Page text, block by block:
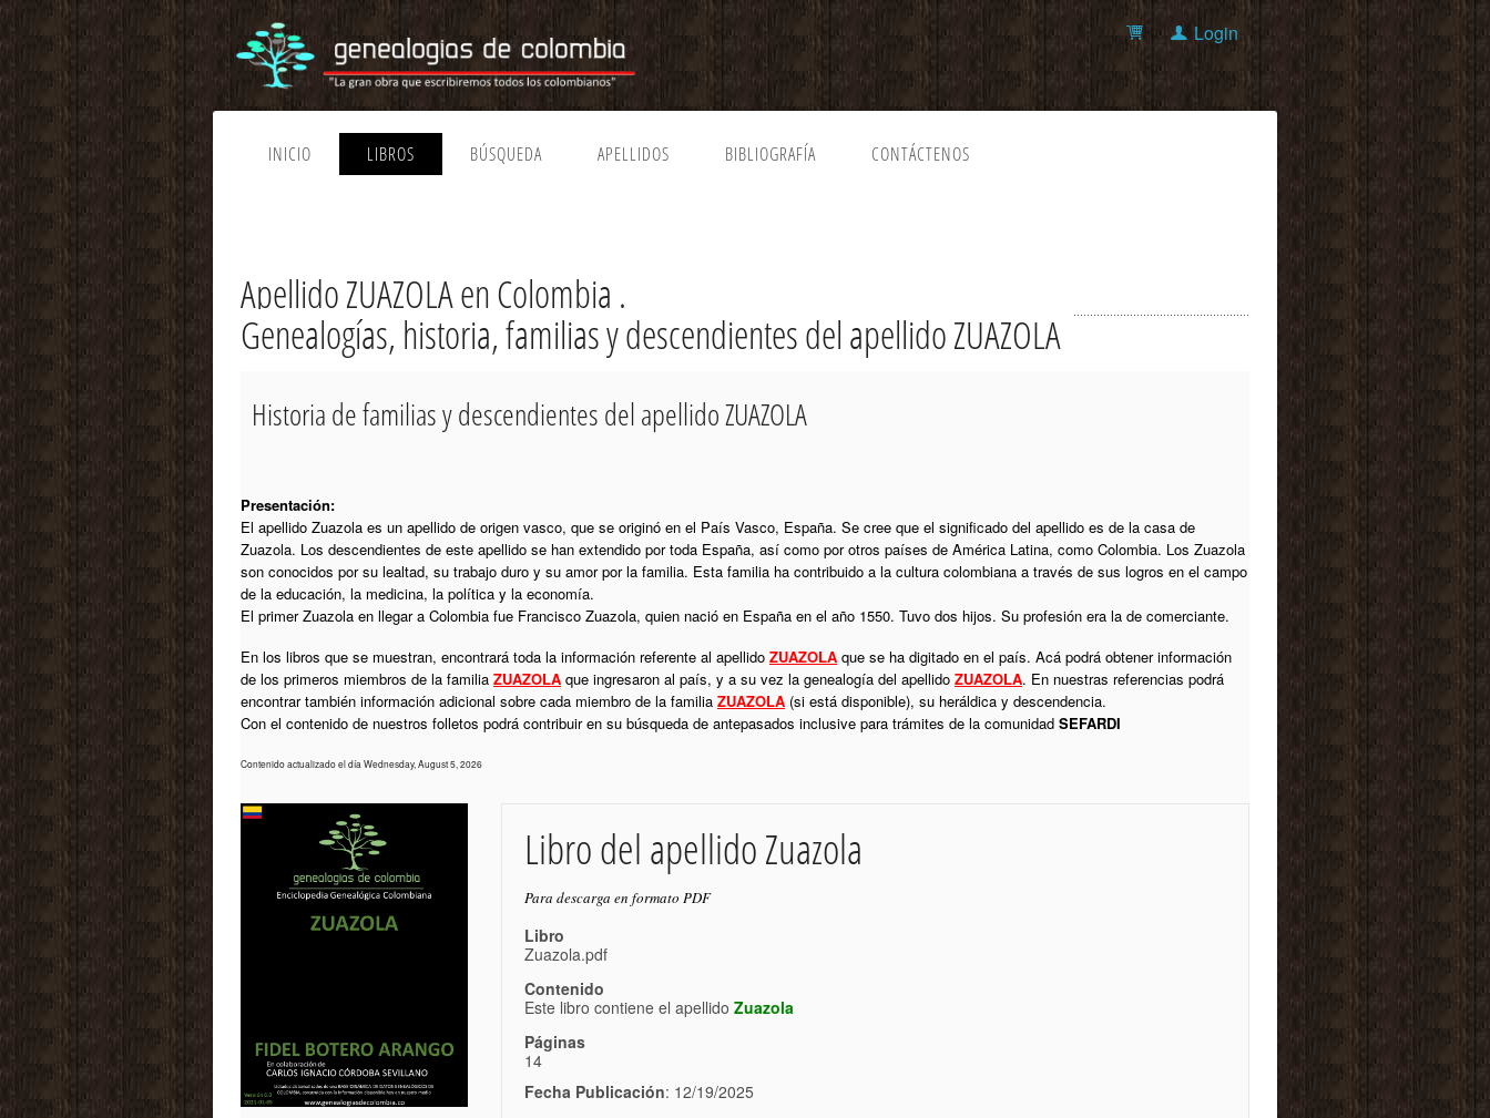
Login
INICIO LIBROS BÚSQUEDA APELLIDOS BIBLIOGRAFÍA CONTÁCTENOS
Apellido ZUAZOLA en Colombia .
Genealogías, historia, familias y descendientes del apellido ZUAZOLA
Historia de familias y descendientes del apellido ZUAZOLA
Presentación:
El apellido Zuazola es un apellido de origen vasco, que se originó en el País Vasco, España. Se cree que el significado del apellido es de la casa de
Zuazola. Los descendientes de este apellido se han extendido por toda España, así como por otros países de América Latina, como Colombia. Los Zuazola
son conocidos por su lealtad, su trabajo duro y su amor por la familia. Esta familia ha contribuido a la cultura colombiana a través de sus logros en el campo
de la educación, la medicina, la política y la economía.
El primer Zuazola en llegar a Colombia fue Francisco Zuazola, quien nació en España en el año 1550. Tuvo dos hijos. Su profesión era la de comerciante.
En los libros que se muestran, encontrará toda la información referente al apellido ZUAZOLA que se ha digitado en el país. Acá podrá obtener información
de los primeros miembros de la familia ZUAZOLA que ingresaron al país, y a su vez la genealogía del apellido ZUAZOLA. En nuestras referencias podrá
encontrar también información adicional sobre cada miembro de la familia ZUAZOLA (si está disponible), su heráldica y descendencia.
Con el contenido de nuestros folletos podrá contribuir en su búsqueda de antepasados inclusive para trámites de la comunidad SEFARDI
Contenido actualizado el día Wednesday, August 5, 2026
Libro del apellido Zuazola
Para descarga en formato PDF
Libro
Zuazola.pdf
Contenido
Este libro contiene el apellido Zuazola
Páginas
14
Fecha Publicación: 12/19/2025